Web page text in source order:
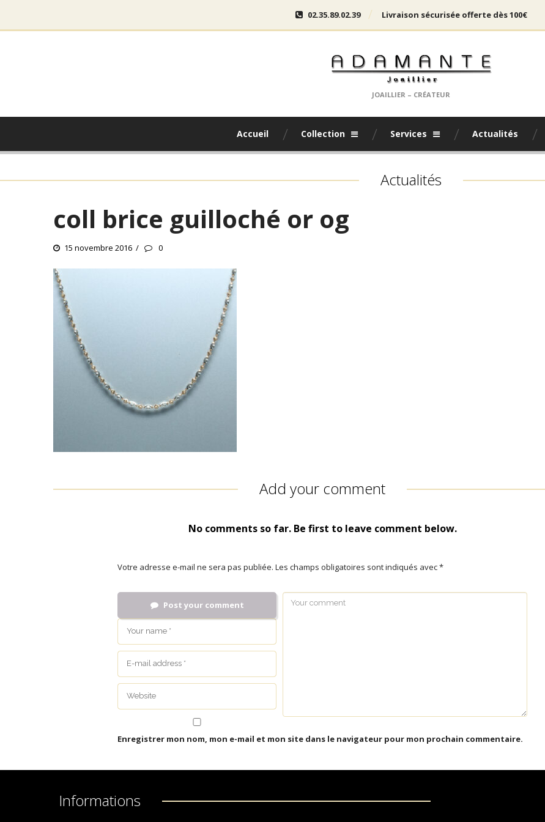
02.35.89.02.39 Livraison sécurisée offerte dès 100€
JOAILLIER – CRÉATEUR
Accueil Collection Services Actualités
Actualités
coll brice guilloché or og
15 novembre 2016 0
Add your comment
No comments so far. Be first to leave comment below.
Votre adresse e-mail ne sera pas publiée. Les champs obligatoires sont indiqués avec*
Post your comment
Enregistrer mon nom, mon e-mail et mon site dans le navigateur pour mon prochain commentaire.
Informations